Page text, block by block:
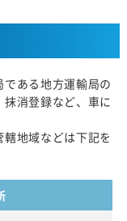
ある地方運輸局の
消登録など、車に
地域などは下記を